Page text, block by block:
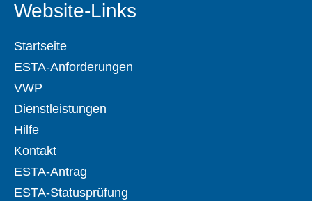
Website-Links
Startseite
ESTA-Anforderungen
VWP
Dienstleistungen
Hilfe
Kontakt
ESTA-Antrag
ESTA-Statusprüfung